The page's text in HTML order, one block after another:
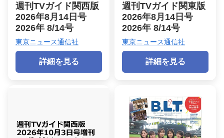
週刊TVガイド関西版
2026年8月14日号
2026年 8/14号
東京ニュース通信社
詳細を見る
週刊TVガイド関東版
2026年8月14日号
2026年 8/14号
東京ニュース通信社
詳細を見る